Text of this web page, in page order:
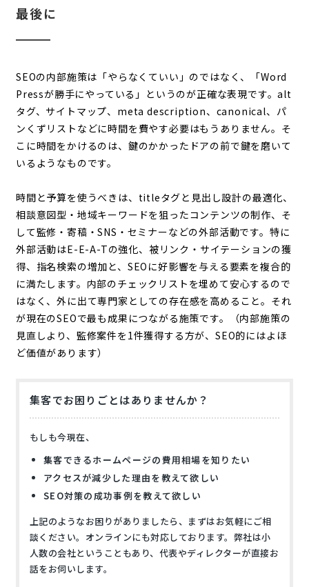
最後に
SEOの内部施策は「やらなくていい」のではなく、「Word
Pressが勝手にやっている」というのが正確な表現です。alt
タグ、サイトマップ、meta description、canonical、パ
ンくずリストなどに時間を費やす必要はもうありません。そ
こに時間をかけるのは、鍵のかかったドアの前で鍵を磨いて
いるようなものです。
時間と予算を使うべきは、titleタグと見出し設計の最適化、
相談意図型・地域キーワードを狙ったコンテンツの制作、そ
して監修・寄稿・SNS・セミナーなどの外部活動です。特に
外部活動はE-E-A-Tの強化、被リンク・サイテーションの獲
得、指名検索の増加と、SEOに好影響を与える要素を複合的
に満たします。内部のチェックリストを埋めて安心するので
はなく、外に出て専門家としての存在感を高めること。それ
が現在のSEOで最も成果につながる施策です。（内部施策の
見直しより、監修案件を1件獲得する方が、SEO的にはよほ
ど価値があります）
集客でお困りごとはありませんか？
もしも今現在、
集客できるホームページの費用相場を知りたい
アクセスが減少した理由を教えて欲しい
SEO対策の成功事例を教えて欲しい
上記のようなお困りがありましたら、まずはお気軽にご相
談ください。オンラインにも対応しております。弊社は小
人数の会社ということもあり、代表やディレクターが直接お
話をお伺いします。